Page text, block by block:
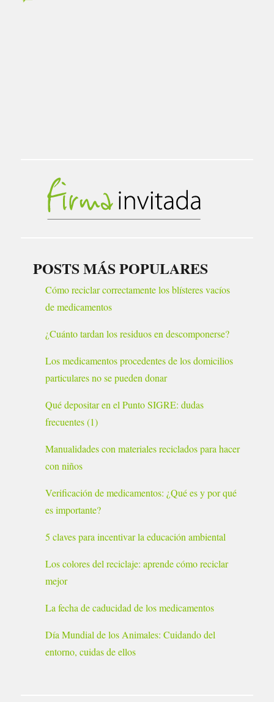
POSTS MÁS POPULARES
Cómo reciclar correctamente los blísteres vacíos
de medicamentos
¿Cuánto tardan los residuos en descomponerse?
Los medicamentos procedentes de los domicilios
particulares no se pueden donar
Qué depositar en el Punto SIGRE: dudas
frecuentes (1)
Manualidades con materiales reciclados para hacer
con niños
Verificación de medicamentos: ¿Qué es y por qué
es importante?
5 claves para incentivar la educación ambiental
Los colores del reciclaje: aprende cómo reciclar
mejor
La fecha de caducidad de los medicamentos
Día Mundial de los Animales: Cuidando del
entorno, cuidas de ellos